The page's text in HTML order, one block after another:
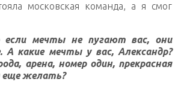
московская команда, а я смог
если мечты не пугают вас, они
А какие мечты у вас, Александр?
арена, номер один, прекрасная
желать?